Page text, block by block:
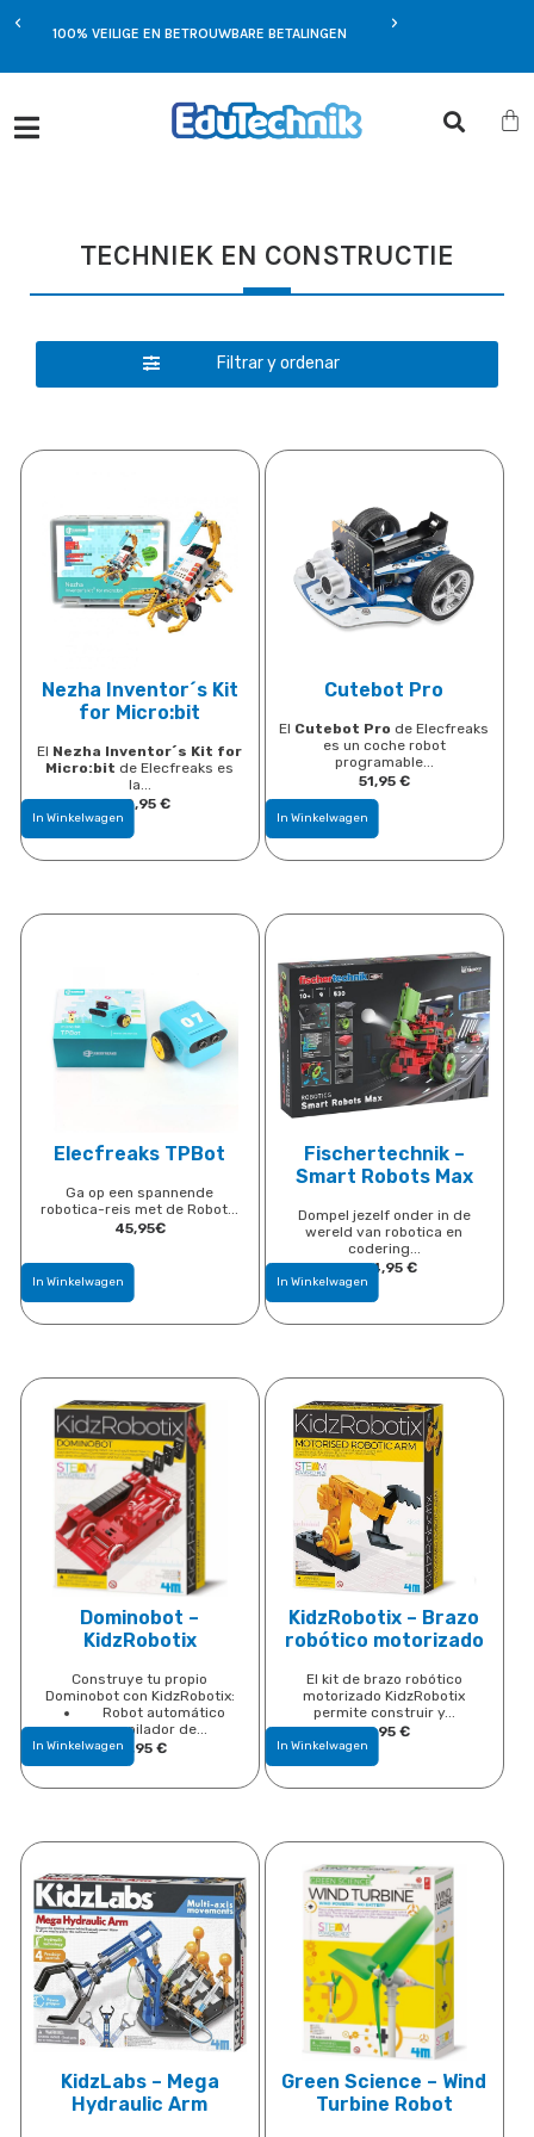
100% VEILIGE EN BETROUWBARE BETALINGEN
EXCLUSIEVE
TECHNIEK EN CONSTRUCTIE
Filtrar y ordenar
Nezha Inventor´s Kit
for Micro:bit
El Nezha Inventor´s Kit for
Micro:bit de Elecfreaks es
la...
150,95​€
In Winkelwagen
Cutebot Pro
El Cutebot Pro de Elecfreaks
es un coche robot
programable...
51,95 ​€
In Winkelwagen
Elecfreaks TPBot
Ga op een spannende
robotica-reis met de Robot...
45,95​€
In Winkelwagen
Fischertechnik –
Smart Robots Max
Dompel jezelf onder in de
wereld van robotica en
codering...
284,95 ​€
In Winkelwagen
Dominobot –
KidzRobotix
Construye tu propio
Dominobot con KidzRobotix:
Robot automático
apilador de...
14,95 ​€
In Winkelwagen
KidzRobotix – Brazo
robótico motorizado
El kit de brazo robótico
motorizado KidzRobotix
permite construir y...
18,95​€
In Winkelwagen
KidzLabs – Mega
Hydraulic Arm
Green Science – Wind
Turbine Robot